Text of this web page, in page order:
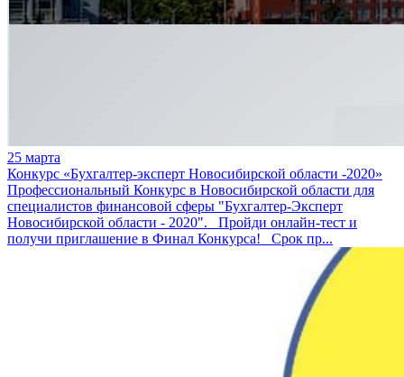
25 марта
Конкурс «Бухгалтер-эксперт Новосибирской области -2020»
Профессиональный Конкурс в Новосибирской области для
специалистов финансовой сферы "Бухгалтер-Эксперт
Новосибирской области - 2020". Пройди онлайн-тест и
получи приглашение в Финал Конкурса! Срок пр...